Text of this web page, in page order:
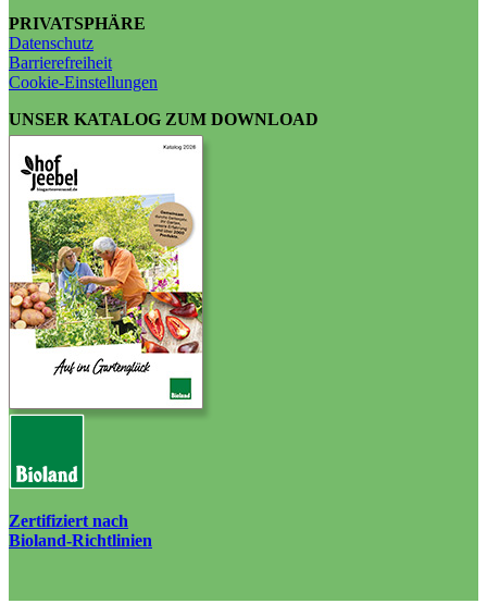
PRIVATSPHÄRE
Datenschutz
Barrierefreiheit
Cookie-Einstellungen
UNSER KATALOG ZUM DOWNLOAD
Zertifiziert nach
Bioland-Richtlinien